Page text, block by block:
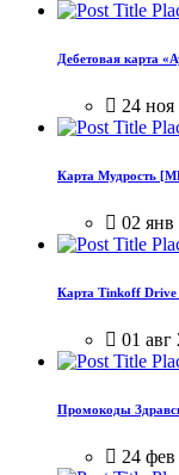
Дебетовая карта
24 ноя
Карта Мудрость
02 янв
Карта Tinkoff
01 авг
Промокоды
24